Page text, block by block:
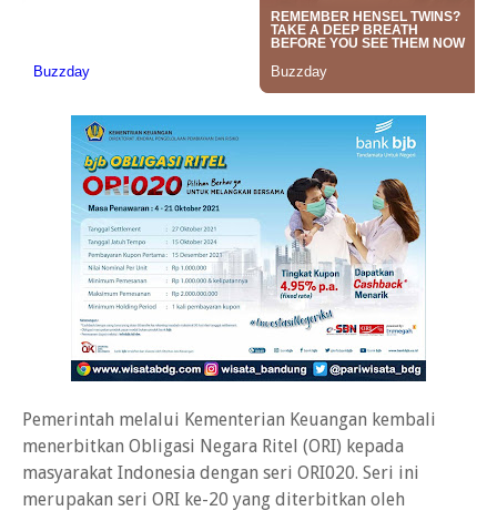
Pemerintah melalui Kementerian Keuangan kembali
menerbitkan Obligasi Negara Ritel (ORI) kepada
masyarakat Indonesia dengan seri ORI020. Seri ini
merupakan seri ORI ke-20 yang diterbitkan oleh